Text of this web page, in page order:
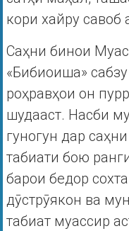
кори хайру савоб
Саҳни бинои
«Бибиоиша»
роҳравҳои он
шудааст. Насби
гуногун дар
табиати бою
барои бедор
дӯстрӯякон ва
табиат муассир